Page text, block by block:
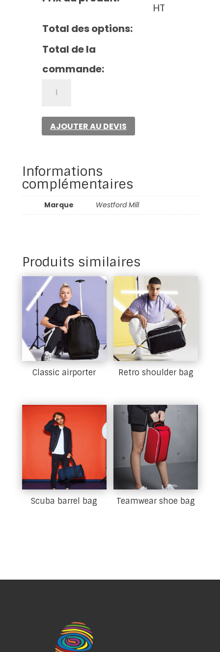
HT
Total des options:
Total de la
commande:
stuff
bagAJOUTER AU DEVIS
Informations
complémentaires
Marque Westford Mill
Produits similaires
Classic airporter Retro shoulder bag
Scuba barrel bag Teamwear shoe bag